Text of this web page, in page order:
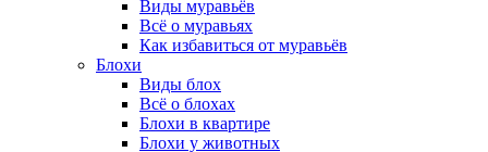
Виды муравьёв
Всё о муравьях
Как избавиться от муравьёв
Блохи
Виды блох
Всё о блохах
Блохи в квартире
Блохи у животных